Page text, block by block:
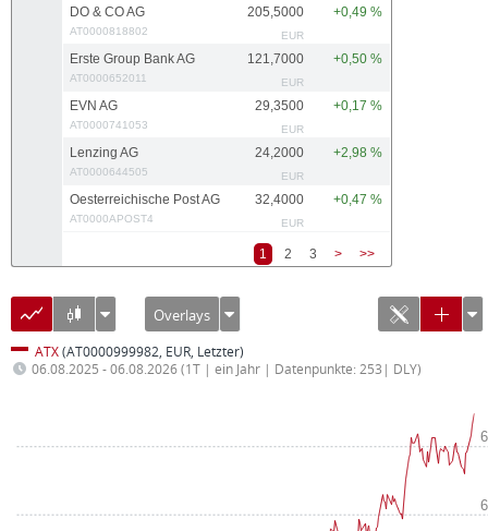
DO & CO AG
AT0000818802
205,5000
EUR
+0,49 %
Erste Group Bank AG
AT0000652011
121,7000
EUR
+0,50 %
EVN AG
AT0000741053
29,3500
EUR
+0,17 %
Lenzing AG
AT0000644505
24,2000
EUR
+2,98 %
Oesterreichische Post AG
AT0000APOST4
32,4000
EUR
+0,47 %
1 2 3 > >>
Overlays
ATX(AT0000999982, EUR, Letzter)
06.08.2025 - 06.08.2026(1T | ein Jahr | Datenpunkte: 253| DLY)